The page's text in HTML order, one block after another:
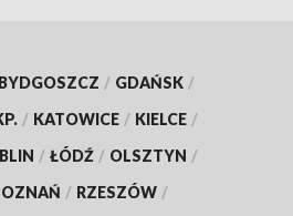
BYDGOSZCZ / GDAŃSK /
/ KATOWICE / KIELCE /
/ ŁÓDŹ / OLSZTYN /
/ RZESZÓW /